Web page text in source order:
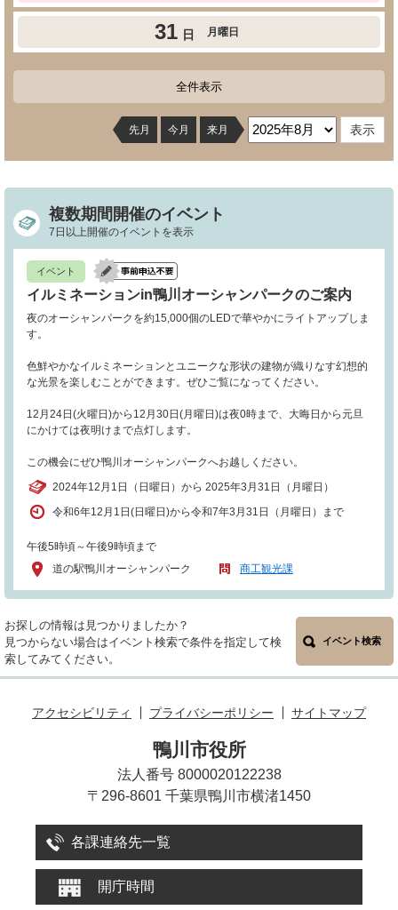
31 日 月曜日
全件表示
先月 今月 来月
複数期間開催のイベント
7日以上開催のイベントを表示
イベント
イルミネーションin鴨川オーシャンパークのご案内
夜のオーシャンパークを約15,000個のLEDで華やかにライトアップしま
す。
色鮮やかなイルミネーションとユニークな形状の建物が織りなす幻想的
な光景を楽しむことができます。ぜひご覧になってください。
12月24日(火曜日)から12月30日(月曜日)は夜0時まで、大晦日から元旦
にかけては夜明けまで点灯します。
この機会にぜひ鴨川オーシャンパークへお越しください。
2024年12月1日（日曜日）から 2025年3月31日（月曜日）
令和6年12月1日(日曜日)から令和7年3月31日（月曜日）まで
午後5時頃～午後9時頃まで
道の駅鴨川オーシャンパーク
商工観光課
お探しの情報は見つかりましたか？
見つからない場合はイベント検索で条件を指定して検
索してみてください。
イベント検索
アクセシビリティ プライバシーポリシー サイトマップ
鴨川市役所
法人番号 8000020122238
〒296-8601 千葉県鴨川市横渚1450
各課連絡先一覧
開庁時間